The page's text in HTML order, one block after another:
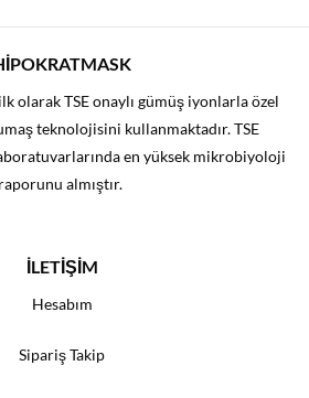
olarak TSE onaylı gümüş iyonlarla özel
teknolojisini kullanmaktadır. TSE
en yüksek mikrobiyoloji
raporunu almıştır.
İLETİŞİM
Hesabım
Sipariş Takip